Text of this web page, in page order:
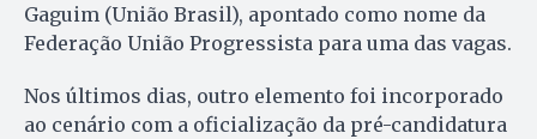
Gaguim (União Brasil), apontado como nome da
Federação União Progressista para uma das vagas.
Nos últimos dias, outro elemento foi incorporado
ao cenário com a oficialização da pré-candidatura